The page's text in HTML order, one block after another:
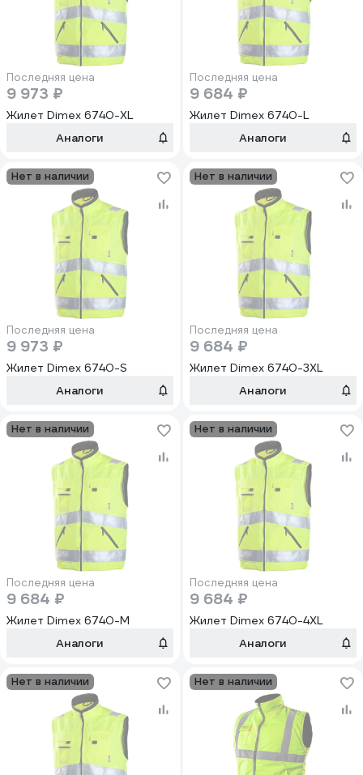
Последняя цена
9 973 ₽
Жилет Dimex 6740-XL
Аналоги
Последняя цена
9 684 ₽
Жилет Dimex 6740-L
Аналоги
Нет в наличии
Последняя цена
9 973 ₽
Жилет Dimex 6740-S
Аналоги
Нет в наличии
Последняя цена
9 684 ₽
Жилет Dimex 6740-3XL
Аналоги
Нет в наличии
Последняя цена
9 684 ₽
Жилет Dimex 6740-M
Аналоги
Нет в наличии
Последняя цена
9 684 ₽
Жилет Dimex 6740-4XL
Аналоги
Нет в наличии Нет в наличии